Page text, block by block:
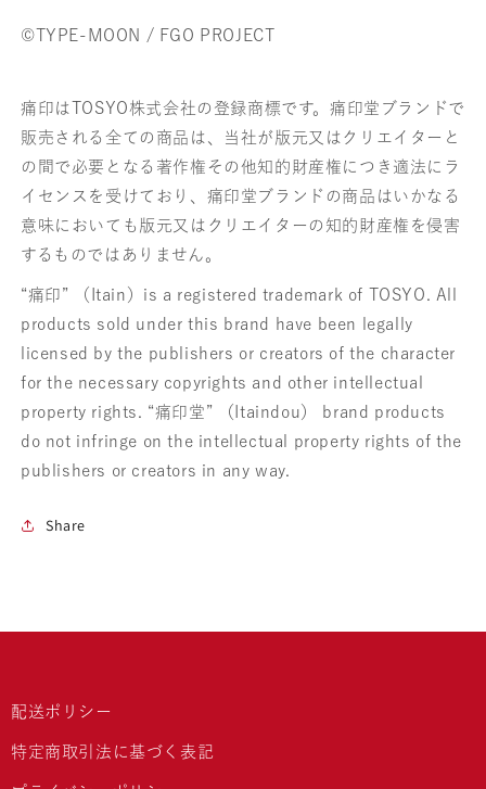
©TYPE-MOON / FGO PROJECT
痛印はTOSYO株式会社の登録商標です。痛印堂ブランドで
販売される全ての商品は、当社が版元又はクリエイターと
の間で必要となる著作権その他知的財産権につき適法にラ
イセンスを受けており、痛印堂ブランドの商品はいかなる
意味においても版元又はクリエイターの知的財産権を侵害
するものではありません。
“痛印” （Itain）is a registered trademark of TOSYO. All
products sold under this brand have been legally
licensed by the publishers or creators of the character
for the necessary copyrights and other intellectual
property rights. “痛印堂” （Itaindou） brand products
do not infringe on the intellectual property rights of the
publishers or creators in any way.
Share
配送ポリシー
特定商取引法に基づく表記